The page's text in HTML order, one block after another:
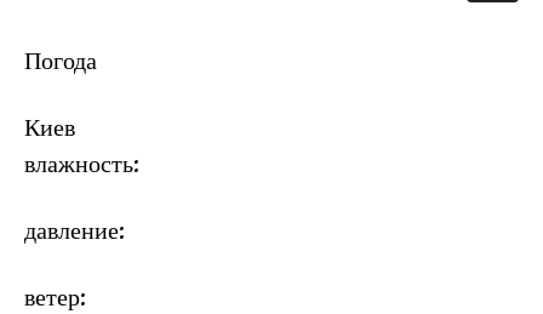
Погода
Киев
влажность:
давление:
ветер: